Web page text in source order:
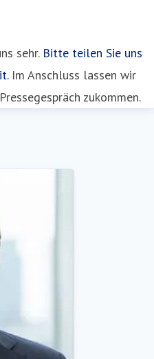
sehr. Bitte teilen Sie uns
Im Anschluss lassen wir
zukommen.